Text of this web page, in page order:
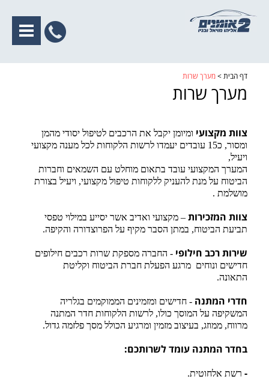
לחץ
02-
6712347
דף הבית
אודות
מערך שרות
מחלקת פחחות
גלריה
צור קשר
נגישות
דף הבית > מערך שרות
מערך שרות
צוות מקצועי ומיומן יקבל את הרכבים לטיפול יסודי מהמן
ומסור, כ15 עובדים יעמדו לרשות הלקוחות לכל מענה מקצועי
ויעיל,
המערך המקצועי עובד בתאום מוחלט עם השמאים וחברות
הביטוח על מנת להעניק ללקוחות טיפול מקצועי, ויעיל בצורת
מושלמת .
צוות המזכירות – מקצועי ואדיב אשר יסייע במילוי טפסי
תביעת הביטוח, במתן הסבר מקיף על הפרוצדורה והקיפה.
שירות רכב חילופי - החברה מספקת שרות רכבים חילופים
חדישים ונוחים מרגע הפעלת חברת הביטוח וקליטת
התאונה.
חדרי המתנה - חדישים ומזמינים הממוקמים בגלריה
המשקיפה על המוסך כולו, לרשות הלקוחות חדר המתנה
מרווח, ממוזג, בעיצוב מזמין ומרגיע הכולל מסך פלזמה גדול.
בחדר המתנה עומד לשרותכם:
- רשת אלחוטית.